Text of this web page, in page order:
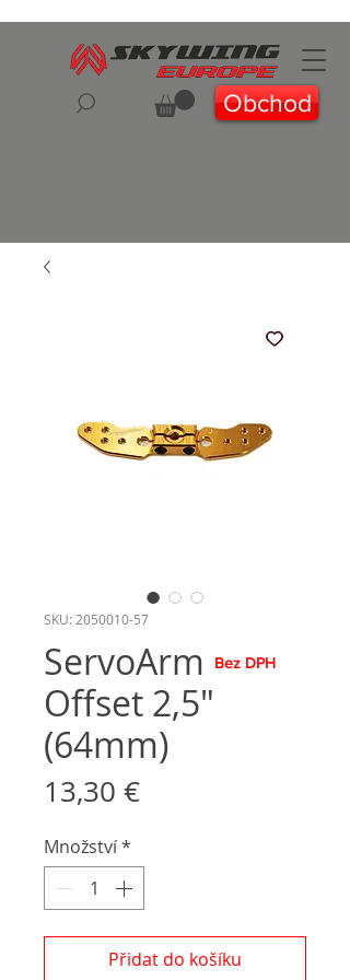
Obchod
SKU: 2050010-57
ServoArm
Offset 2,5"
(64mm)
13,30 €Cena
Množství*
Přidat do košíku
Bez DPH